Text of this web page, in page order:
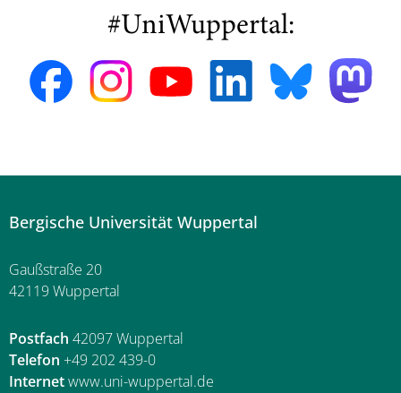
#UniWuppertal:
Bergische Universität Wuppertal
Gaußstraße 20
42119 Wuppertal
Postfach 42097 Wuppertal
Telefon +49 202 439-0
Internetwww.uni-wuppertal.de